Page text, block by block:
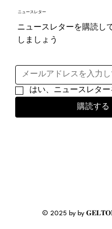
ニュースレター
ニュースレターを購読し
しましょう
はい、ニュースレター
購読する
© 2025 by by